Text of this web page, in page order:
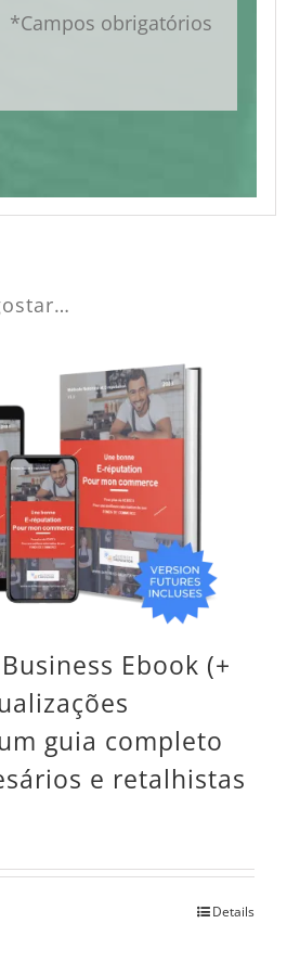
*Campos obrigatórios
Ebook (+
guia completo
e retalhistas
Details